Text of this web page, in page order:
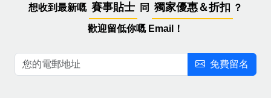
想收到最新嘅 賽事貼士 同 獨家優惠＆折扣 ？
歡迎留低你嘅 Email！
免費留名